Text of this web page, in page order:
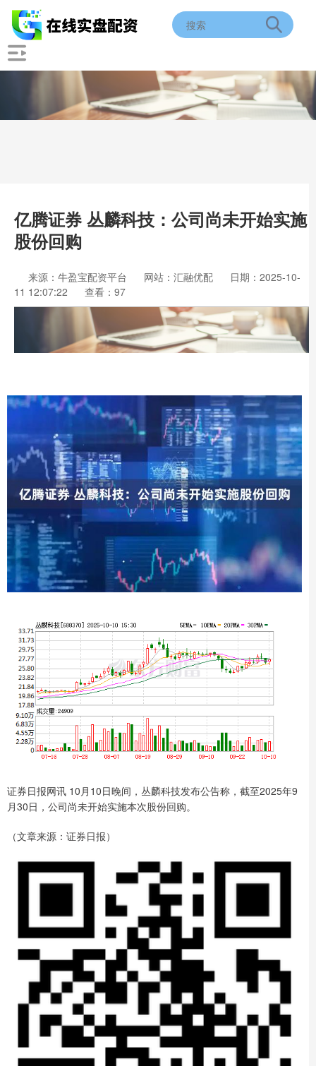
亿腾证券 丛麟科技：公司尚未开始实施
股份回购
来源：牛盈宝配资平台 网站：汇融优配
日期：2025-10-
11 12:07:22
查看：97
证券日报网讯 10月10日晚间，丛麟科技发布公告称，截至2025年9
月30日，公司尚未开始实施本次股份回购。
（文章来源：证券日报）